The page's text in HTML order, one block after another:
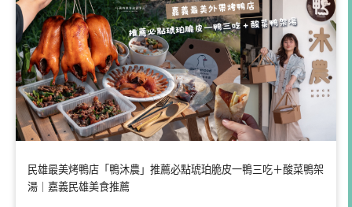
民雄最美烤鴨店「鴨沐農」推薦必點琥珀脆皮一鴨三吃＋酸菜鴨架
湯｜嘉義民雄美食推薦